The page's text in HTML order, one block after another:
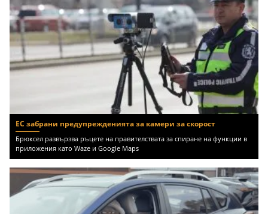
ЕС забрани предупрежденията за камери за скорост
Брюксел развързва ръцете на правителствата за спиране на функции в
приложения като Waze и Google Maps